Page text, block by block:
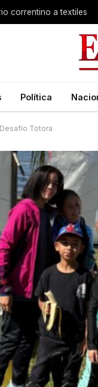
correntino a textiles
Política
Totora